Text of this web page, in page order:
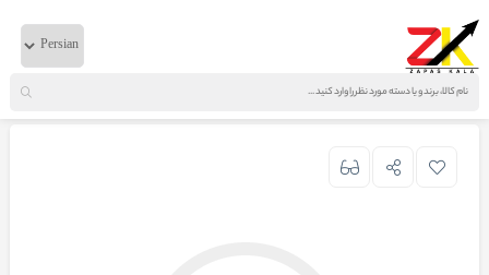
خانه لوازم موتوری ایویکو